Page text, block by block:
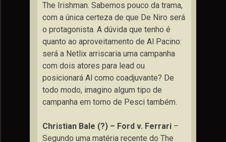
The Irishman. Sabemos pouco da trama,
com a única certeza de que De Niro será
o protagonista. A dúvida que tenho é
quanto ao aproveitamento de Al Pacino:
será a Netlix arriscaria uma campanha
com dois atores para lead ou
posicionará Al como coadjuvante? De
todo modo, imagino algum tipo de
campanha em torno de Pesci também.
Christian Bale (?) – Ford v. Ferrari –
Segundo uma matéria recente do The